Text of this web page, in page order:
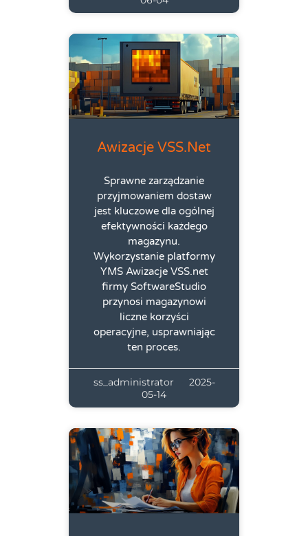
Awizacje VSS.net
Sprawne zarządzanie
przyjmowaniem dostaw
jest kluczowe dla ogólnej
efektywności każdego
magazynu.
Wykorzystanie platformy
YMS Awizacje VSS.net
firmy SoftwareStudio
przynosi magazynowi
liczne korzyści
operacyjne, usprawniając
ten proces.
ss_administrator
2025-
05-14